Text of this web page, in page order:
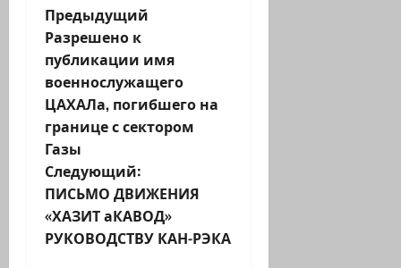
Н
а
в
и
г
а
ц
Предыдущий
Разрешено к
публикации имя
военнослужащего
ЦАХАЛа, погибшего на
границе с сектором
Газы
Следующий:
ПИСЬМО ДВИЖЕНИЯ
«ХАЗИТ аКАВОД»
РУКОВОДСТВУ КАН-РЭКА